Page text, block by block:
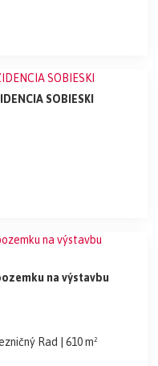
SOBIESKI
na výstavbu
Rad | 610 m²